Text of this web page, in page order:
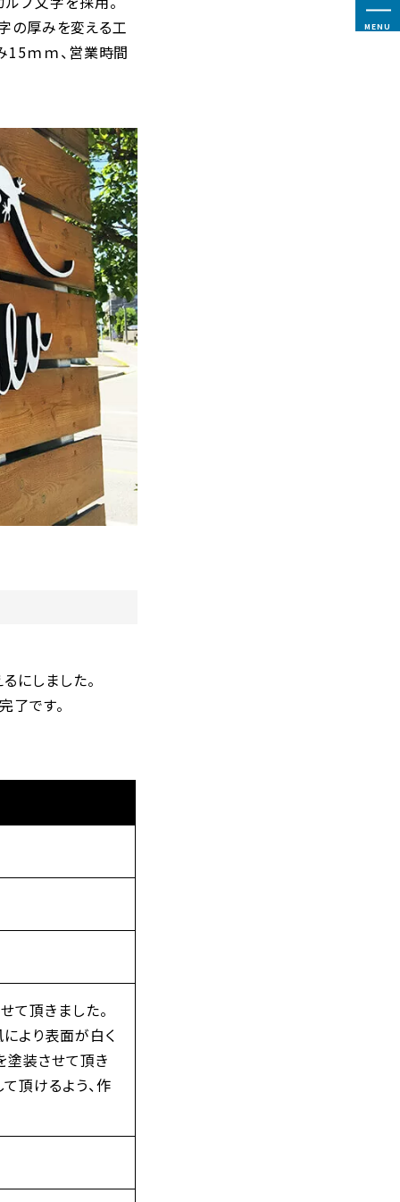
の厚みを変える工
15ｍｍ、営業時間
にしました。
了です。
て頂きました。
より表面が白く
塗装させて頂き
頂けるよう、作
MENU